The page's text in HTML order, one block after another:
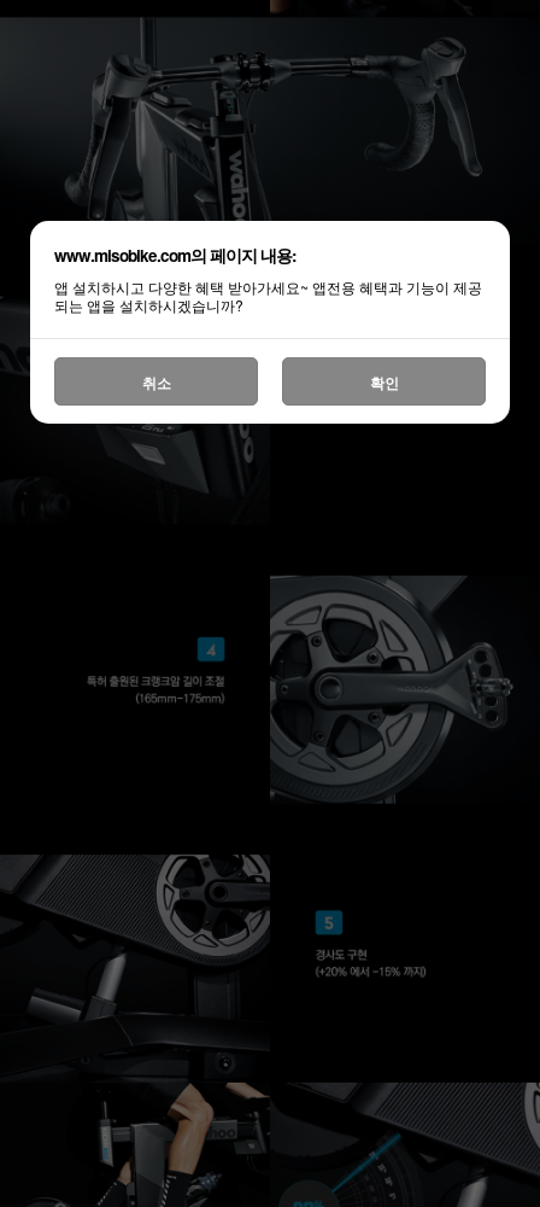
www.misobike.com의 페이지 내용:
앱 설치하시고 다양한 혜택 받아가세요~ 앱전용 혜택과 기능이 제공
되는 앱을 설치하시겠습니까?
취소 확인